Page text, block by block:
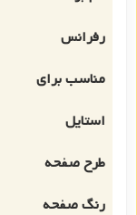
رفرانس
مناسب برای
استایل
طرح صفحه
رنگ صفحه